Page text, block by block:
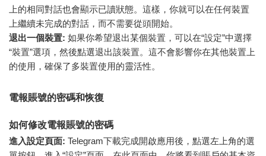
上的相同對話也會顯示已讀狀態。這樣，你就可以在任何裝置
上繼續未完成的對話，而不需要從頭開始。
退出一個裝置: 如果你希望退出某個裝置，可以在“設定”中選擇
“裝置”選項，然後點選退出該裝置。這不會影響你在其他裝置上
的使用，確保了多裝置使用的靈活性。
電報賬號的密碼和恢復
如何修改電報賬號的密碼
進入設定頁面: Telegram下載完成開啟應用後，點選左上角的選